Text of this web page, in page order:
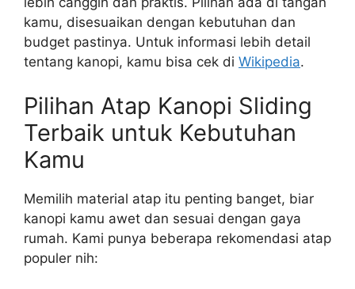
kamu, disesuaikan dengan kebutuhan dan
budget pastinya. Untuk informasi lebih detail
tentang kanopi, kamu bisa cek di Wikipedia.
Pilihan Atap Kanopi Sliding
Terbaik untuk Kebutuhan
Kamu
Memilih material atap itu penting banget, biar
kanopi kamu awet dan sesuai dengan gaya
rumah. Kami punya beberapa rekomendasi atap
populer nih: